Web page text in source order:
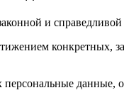
и справедливой
конкретных,
данные,